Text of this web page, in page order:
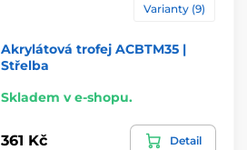
Varianty (9)
Akrylátová trofej ACBTM35 |
Střelba
Skladem v e-shopu.
361 Kč Detail